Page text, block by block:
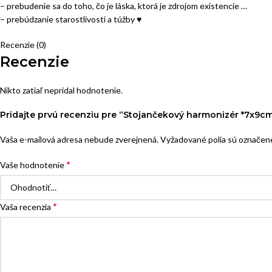
– prebudenie sa do toho, čo je láska, ktorá je zdrojom existencie …
– prebúdzanie starostlivosti a túžby ♥
Recenzie (0)
Recenzie
Nikto zatiaľ nepridal hodnotenie.
Pridajte prvú recenziu pre “Stojančekový harmonizér
Vaša e-mailová adresa nebude zverejnená.Vyžadované polia sú
Vaše hodnotenie*
Vaša recenzia *